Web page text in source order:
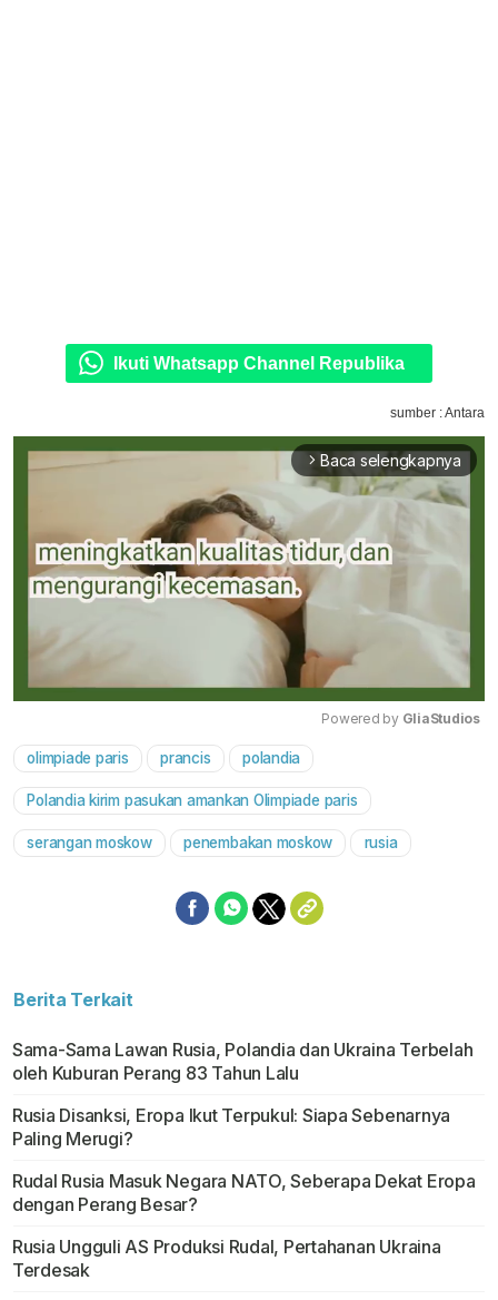
Ikuti Whatsapp Channel Republika
sumber : Antara
arrow_forward_ios Baca selengkapnya
Powered by GliaStudios
olimpiade paris prancis polandia
Polandia kirim pasukan amankan Olimpiade paris
serangan moskow penembakan moskow rusia
Berita Terkait
Sama-Sama Lawan Rusia, Polandia dan Ukraina Terbelah
oleh Kuburan Perang 83 Tahun Lalu
Rusia Disanksi, Eropa Ikut Terpukul: Siapa Sebenarnya
Paling Merugi?
Rudal Rusia Masuk Negara NATO, Seberapa Dekat Eropa
dengan Perang Besar?
Rusia Ungguli AS Produksi Rudal, Pertahanan Ukraina
Terdesak